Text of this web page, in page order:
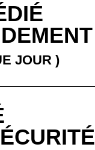
JOUR )